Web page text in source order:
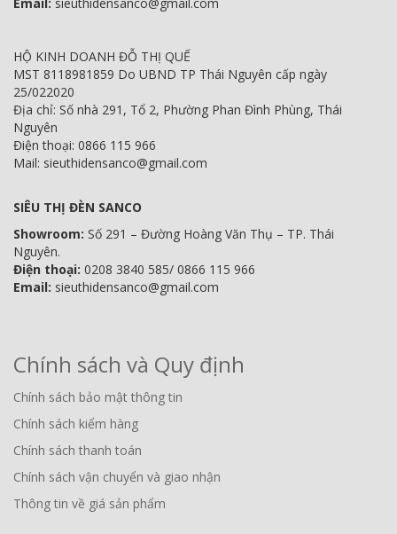
HỘ KINH DOANH ĐỖ THỊ QUẾ
MST 8118981859 Do UBND TP Thái Nguyên cấp ngày
25/022020
Địa chỉ: Số nhà 291, Tổ 2, Phường Phan Đình Phùng, Thái
Nguyên
Điện thoại: 0866 115 966
Mail: sieuthidensanco@gmail.com
SIÊU THỊ ĐÈN SANCO
Showroom: Số 291 – Đường Hoàng Văn Thụ – TP. Thái
Nguyên.
Điện thoại: 0208 3840 585/ 0866 115 966
Email: sieuthidensanco@gmail.com
Chính sách và Quy định
Chính sách bảo mật thông tin
Chính sách kiểm hàng
Chính sách thanh toán
Chính sách vận chuyển và giao nhận
Thông tin về giá sản phẩm